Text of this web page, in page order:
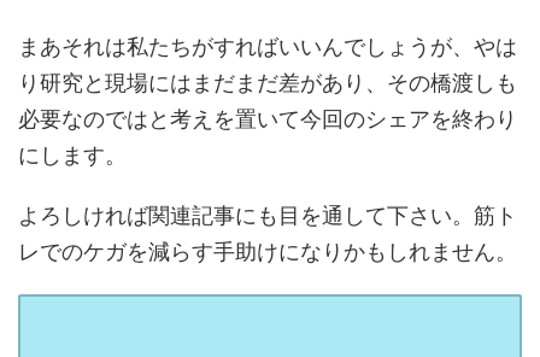
まあそれは私たちがすればいいんでしょうが、やは
り研究と現場にはまだまだ差があり、その橋渡しも
必要なのではと考えを置いて今回のシェアを終わり
にします。
よろしければ関連記事にも目を通して下さい。筋ト
レでのケガを減らす手助けになりかもしれません。